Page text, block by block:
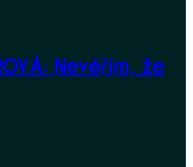
Nevěřím, že